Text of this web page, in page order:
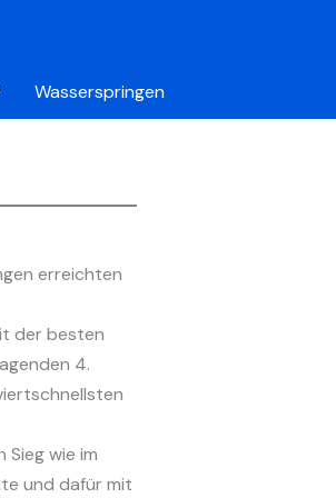
Wasserspringen
erreichten
der besten
4.
wie im
und dafür mit